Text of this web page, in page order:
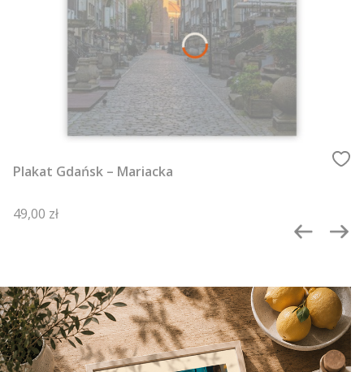
Plakat Gdańsk – Mariacka
Cena
49,00 zł